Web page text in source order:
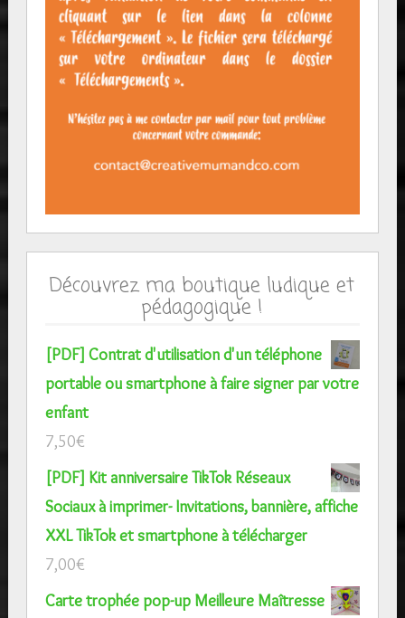
Découvrez ma boutique ludique et
pédagogique !
[PDF] Contrat d'utilisation d'un téléphone
portable ou smartphone à faire signer par votre
enfant
7,50€
[PDF] Kit anniversaire TikTok Réseaux
Sociaux à imprimer- Invitations, bannière, affiche
XXL TikTok et smartphone à télécharger
7,00€
Carte trophée pop-up Meilleure Maîtresse